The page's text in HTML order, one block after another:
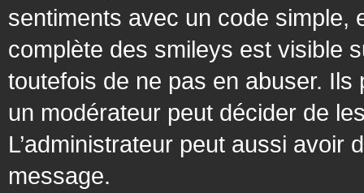
sentiments avec un code simple,
complète des smileys est visible
toutefois de ne pas en abuser.
un modérateur peut décider de
L’administrateur peut aussi avoir
message.